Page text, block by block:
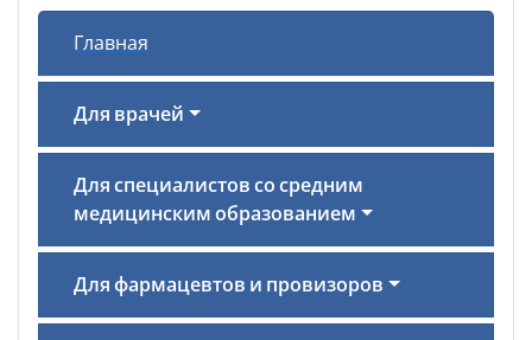
Главная
Для врачей
Для специалистов со средним
медицинским образованием
Для фармацевтов и провизоров